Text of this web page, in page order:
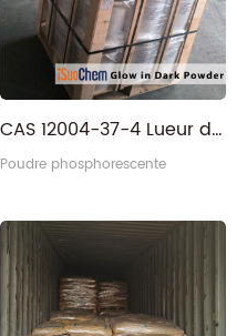
CAS 12004-37-4 Lueur dans la poudre sombre
Poudre phosphorescente